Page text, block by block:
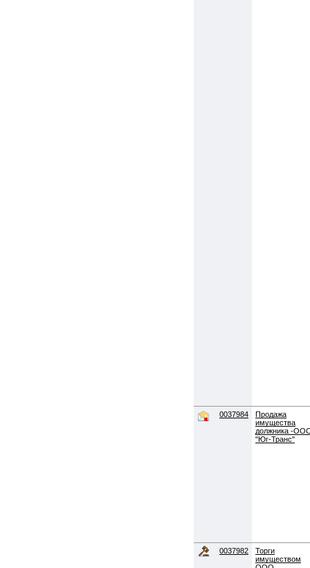
0037984
Продажа
имущества
должника -
"Юг-Транс"
0037982
Торги
имуществом